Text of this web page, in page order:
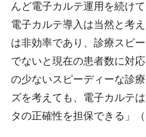
んど電子カルテ運用を続け
電子カルテ導入は当然と考
は非効率であり、診療スピ
でないと現在の患者数に対
の少ないスピーディーな診
ズを考えても、電子カルテ
タの正確性を担保できる」